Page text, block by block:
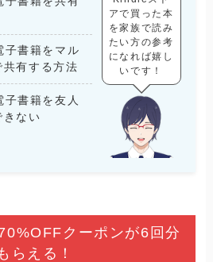
書籍をマル
有する方法
書籍を友人
きない
アで買った本
を家族で読み
たい方の参考
になれば嬉し
いです！
クーポンが6回分
らえる！